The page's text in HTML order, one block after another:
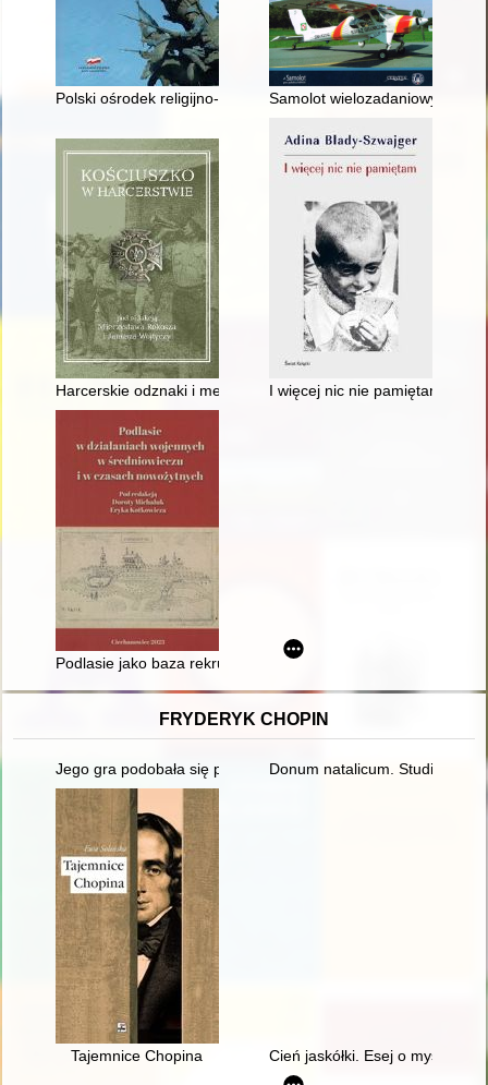
Polski ośrodek religijno-naukowo-kulturalny w Orchard Lake,
Samolot wielozadaniowy PZL-
Harcerskie odznaki i medale kościuszkowskie
I więcej nic nie pamiętam
Podlasie jako baza rekrutacyjna w czasie insurekcji
FRYDERYK CHOPIN
Jego gra podobała się przede wszystkim damom... Chopin i
Donum natalicum. Studia
Tajemnice Chopina Cień jaskółki. Esej o myślach